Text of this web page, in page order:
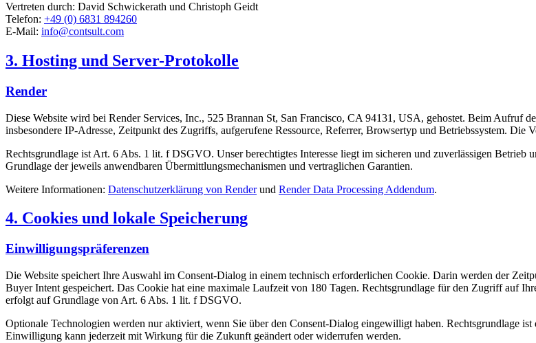
Vertreten durch: David Schwickerath und Christoph Geidt
Telefon: +49 (0) 6831 894260
E-Mail: info@contsult.com
3. Hosting und Server-Protokolle
Render
Diese Website wird bei Render Services, Inc., 525 Brannan St, San Francisco, CA 94131, USA, gehostet. Beim Aufruf
insbesondere IP-Adresse, Zeitpunkt des Zugriffs, aufgerufene Ressource, Referrer, Browsertyp und Betriebssystem. Die
Rechtsgrundlage ist Art. 6 Abs. 1 lit. f DSGVO. Unser berechtigtes Interesse liegt im sicheren und zuverlässigen
Grundlage der jeweils anwendbaren Übermittlungsmechanismen und vertraglichen Garantien.
Weitere Informationen: Datenschutzerklärung von Renderund Render Data Processing Addendum.
4. Cookies und lokale Speicherung
Einwilligungspräferenzen
Die Website speichert Ihre Auswahl im Consent-Dialog in einem technisch erforderlichen Cookie. Darin werden der
Buyer Intent gespeichert. Das Cookie hat eine maximale Laufzeit von 180 Tagen. Rechtsgrundlage für den Zugriff auf
erfolgt auf Grundlage von Art. 6 Abs. 1 lit. f DSGVO.
Optionale Technologien werden nur aktiviert, wenn Sie über den Consent-Dialog eingewilligt haben.
Einwilligung kann jederzeit mit Wirkung für die Zukunft geändert oder widerrufen werden.